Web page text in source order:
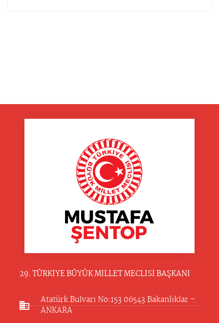
29. TÜRKİYE BÜYÜK MİLLET MECLİSİ BAŞKANI
Atatürk Bulvarı No:153 06543 Bakanlıklar –
ANKARA​